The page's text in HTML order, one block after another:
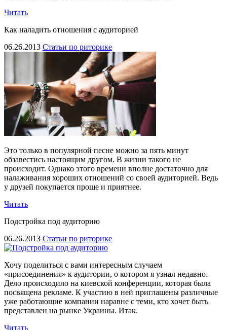
Читать
Как наладить отношения с аудиторией
06.26.2013 Статьи по риторике
Это только в популярной песне можно за пять минут
обзавестись настоящим другом. В жизни такого не
происходит. Однако этого времени вполне достаточно для
налаживания хороших отношений со своей аудиторией. Ведь
у друзей покупается проще и приятнее.
Читать
Подстройка под аудиторию
06.26.2013 Статьи по риторике
Хочу поделиться с вами интересным случаем
«присоединения» к аудитории, о котором я узнал недавно.
Дело происходило на киевской конференции, которая была
посвящена рекламе. К участию в ней приглашены различные
уже работающие компании наравне с теми, кто хочет быть
представлен на рынке Украины. Итак.
Читать